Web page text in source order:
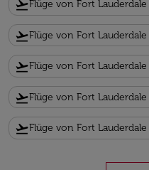
flight_takeoffFlüge von Fort
flight_takeoffFlüge von Fort
flight_takeoffFlüge von Fort
flight_takeoffFlüge von Fort
flight_takeoffFlüge von Fort